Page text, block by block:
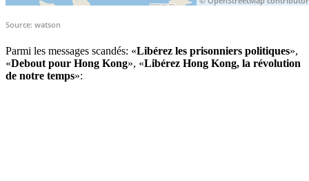
Parmi les messages scandés: «Libérez les prisonniers politiques»,
«Debout pour Hong Kong», «Libérez Hong Kong, la révolution
de notre temps»: